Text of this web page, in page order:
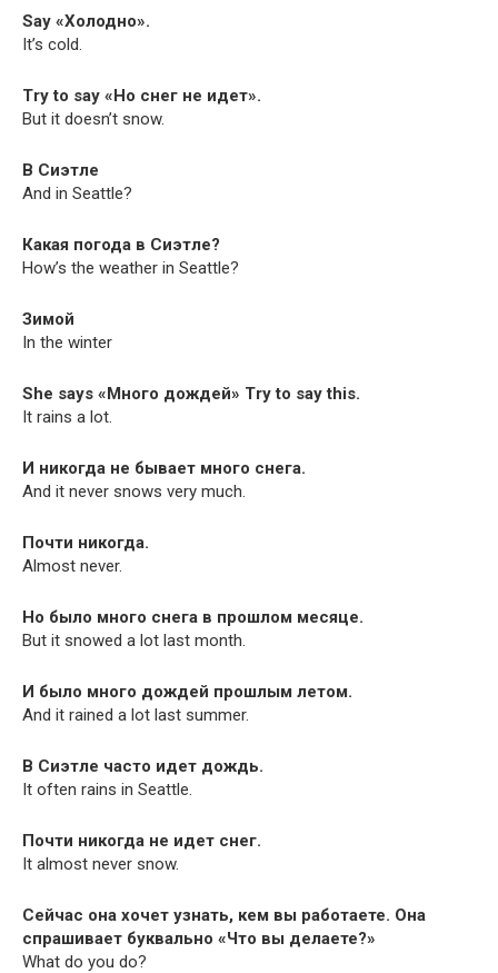
Say «Холодно».
It’s cold.
Try to say «Но снег не идет».
But it doesn’t snow.
В Сиэтле
And in Seattle?
Какая погода в Сиэтле?
How’s the weath­er in Seattle?
Зимой
In the winter
She says «Много дождей» Try to say this.
It rains a lot.
И никогда не бывает много снега.
And it nev­er snows very much.
Почти никогда.
Almost never.
Но было много снега в прошлом месяце.
But it snowed a lot last month.
И было много дождей прошлым летом.
And it rained a lot last summer.
В Сиэтле часто идет дождь.
It often rains in Seattle.
Почти никогда не идет снег.
It almost nev­er snow.
Сейчас она хочет узнать, кем вы работаете. Она
спрашивает буквально «Что вы делаете?»
What do you do?